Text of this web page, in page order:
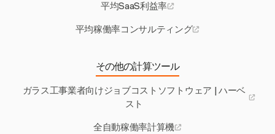
平均SaaS利益率
平均稼働率コンサルティング
その他の計算ツール
ガラス工事業者向けジョブコストソフトウェア | ハーベ
スト
全自動稼働率計算機